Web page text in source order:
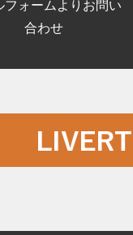
フォームよりお問い
合わせ